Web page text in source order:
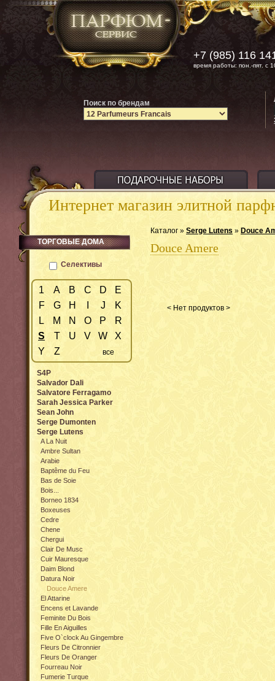
Интернет магазин элитной
Каталог » Serge Lutens » Douce
Douce Amere
< Нет продуктов >
ТОРГОВЫЕ ДОМА
Селективы
1 A B C D
E
F
G H J
K
L
M N O P
R
S
T U V W
X
Y
Z все
S4P
Salvador Dali
Salvatore Ferragamo
Sarah Jessica Parker
Sean John
Serge Dumonten
Serge Lutens
A La Nuit
Ambre Sultan
Arabie
Baptême du Feu
Bas de Soie
Bois...
Borneo 1834
Boxeuses
Cedre
Chene
Chergui
Clair De Musc
Cuir Mauresque
Daim Blond
Datura Noir
Douce Amere
El Attarine
Encens et Lavande
Feminite Du Bois
Fille En Aiguilles
Five O`clock Au Gingembre
Fleurs De Citronnier
Fleurs De Oranger
Fourreau Noir
Fumerie Turque
+7 (985) 116
время работы: пон.-пят. с
Поиск по брендам